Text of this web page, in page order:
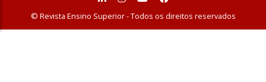
© Revista Ensino Superior - Todos os direitos reservados